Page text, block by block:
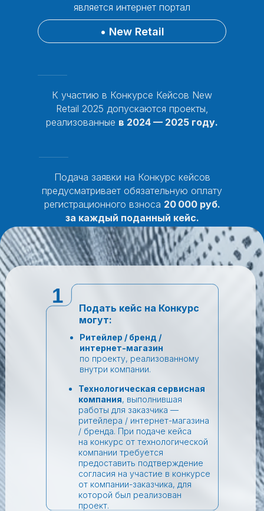
Подача заявки на Конкурс кейсов
предусматривает обязательную оплату
регистрационного взноса 20 000 руб.
за каждый поданный кейс.
К участию в Конкурсе Кейсов New
Retail 2025 допускаются проекты,
реализованные в 2024 — 2025 году.
является интернет портал
• New Retail
Ритейлер / бренд /
интернет-магазин
по проекту, реализованному
внутри компании.
Технологическая сервисная
компания, выполнившая
работы для заказчика —
ритейлера / интернет-магазина
/ бренда. При подаче кейса
на конкурс от технологической
компании требуется
предоставить подтверждение
согласия на участие в конкурсе
от компании-заказчика, для
которой был реализован
проект.
Подать кейс на Конкурс
могут:
1